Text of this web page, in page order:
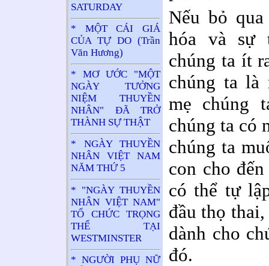
SATURDAY
* MỘT CÁI GIÁ
CỦA TỰ DO (Trần
Văn Hương)
* MƠ ƯỚC "MỘT
NGÀY TƯỞNG
NIỆM THUYỀN
NHÂN" ĐÃ TRỞ
THÀNH SỰ THẬT
* NGÀY THUYỀN
NHÂN VIỆT NAM
NĂM THỨ 5
* "NGÀY THUYỀN
NHÂN VIỆT NAM"
TỔ CHỨC TRỌNG
THỂ TẠI
WESTMINSTER
* NGƯỜI PHỤ NỮ
Nếu bỏ
hóa và sự
chúng ta ít
chúng ta là
mẹ chúng
chúng ta có
chúng ta
con cho
có thể tự
đầu thọ
dành cho
đó.